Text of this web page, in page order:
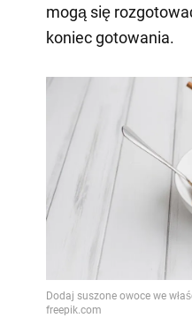
mogą się
koniec gotowania.